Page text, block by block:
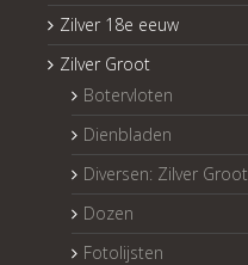
Zilver 18e eeuw
Zilver Groot
Botervloten
Dienbladen
Diversen: Zilver Groot
Dozen
Fotolijsten